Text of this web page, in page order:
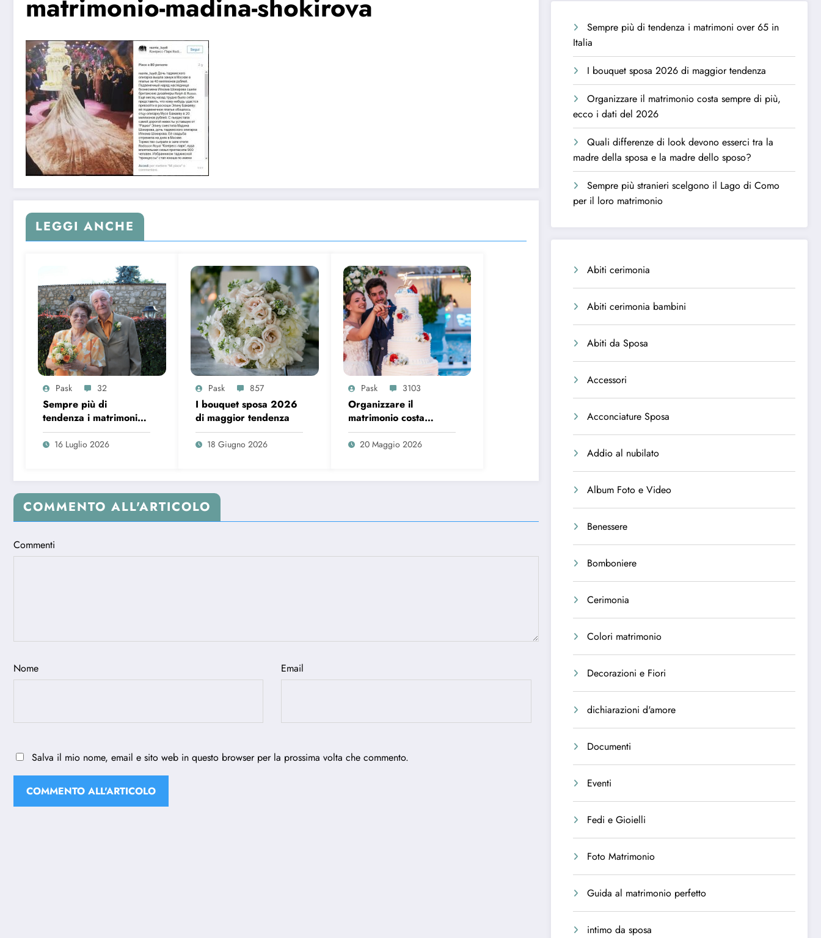
LEGGI ANCHE
Pask 32
Sempre più di
tendenza i matrimoni
over 65 in Italia
16 Luglio 2026
Pask 857
I bouquet sposa 2026
di maggior tendenza
18 Giugno 2026
Pask 3103
Organizzare il
matrimonio costa
sempre di più, ecco i
dati del 2026
20 Maggio 2026
COMMENTO ALL'ARTICOLO
Commenti
Nome Email
Salva il mio nome, email e sito web in questo browser per la prossima volta che commento.
Sempre più di tendenza i matrimoni over 65 in
Italia
I bouquet sposa 2026 di maggior tendenza
Organizzare il matrimonio costa sempre di più,
ecco i dati del 2026
Quali differenze di look devono esserci tra la
madre della sposa e la madre dello sposo?
Sempre più stranieri scelgono il Lago di Como
per il loro matrimonio
Abiti cerimonia
Abiti cerimonia bambini
Abiti da Sposa
Accessori
Acconciature Sposa
Addio al nubilato
Album Foto e Video
Benessere
Bomboniere
Cerimonia
Colori matrimonio
Decorazioni e Fiori
dichiarazioni d'amore
Documenti
Eventi
Fedi e Gioielli
Foto Matrimonio
Guida al matrimonio perfetto
intimo da sposa